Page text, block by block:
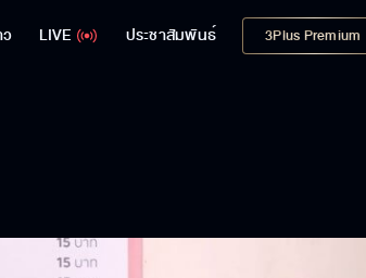
LIVE ประชาสัมพันธ์ 3Plus Premium